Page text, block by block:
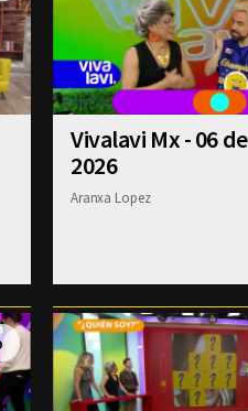
Vivalavi Mx - 06
2026
Aranxa Lopez